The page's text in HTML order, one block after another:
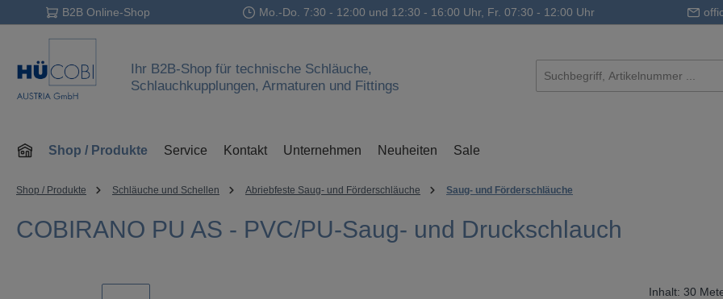
Hauptinhalt springen
Zur Suche springen
Zur Hauptnavigation springen
B2B Online-Shop Mo.-Do. 7:30 - 12:00 und 12:30 - 16:00 Uhr, Fr. 07:30 - 12:00 Uhr
Ihr B2B-Shop für technische Schläuche,
Schlauchkupplungen, Armaturen und Fittings
Shop / Produkte Service Kontakt Unternehmen Neuheiten Sale
Shop / Produkte Schläuche und Schellen Abriebfeste Saug- und Förderschläuche Saug- und Förderschläuche
COBIRANO PU AS - PVC/PU-Saug- und Druckschlauch
Inhalt: 30